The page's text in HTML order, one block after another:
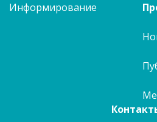
Информирование